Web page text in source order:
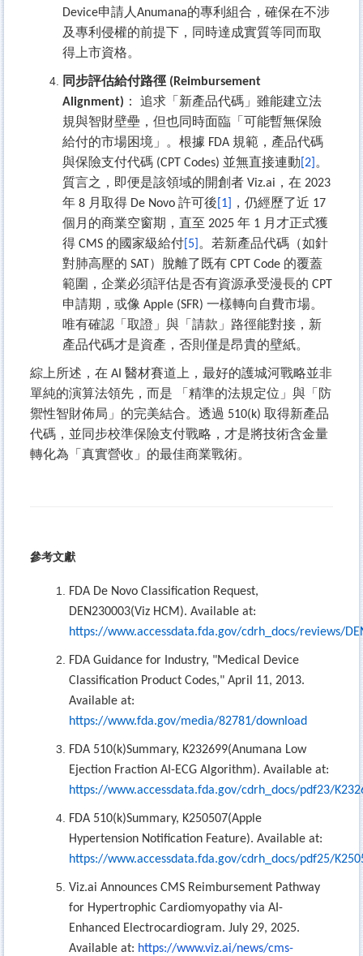
Device申請人Anumana的專利組合，確保在不涉
及專利侵權的前提下，同時達成實質等同而取
得上市資格。
同步評估給付路徑 (Reimbursement
Alignment) ： 追求「新產品代碼」雖能建立法
規與智財壁壘，但也同時面臨「可能暫無保險
給付的市場困境」。根據 FDA 規範，產品代碼
與保險支付代碼 (CPT Codes) 並無直接連動 2 。
質言之，即便是該領域的開創者 Viz.ai，在 2023
年 8 月取得 De Novo 許可後 1
，仍經歷了近 17
個月的商業空窗期，直至 2025 年 1 月才正式獲
得 CMS 的國家級給付 5 。若新產品代碼（如針
對肺高壓的 SAT）脫離了既有 CPT Code 的覆蓋
範圍，企業必須評估是否有資源承受漫長的 CPT
申請期，或像 Apple (SFR) 一樣轉向自費市場。
唯有確認「取證」與「請款」路徑能對接，新
產品代碼才是資產，否則僅是昂貴的壁紙。
綜上所述，在 AI 醫材賽道上，最好的護城河戰略並非
單純的演算法領先，而是 「精準的法規定位」與「防
禦性智財佈局」的完美結合。透過 510(k) 取得新產品
代碼，並同步校準保險支付戰略，才是將技術含金量
轉化為「真實營收」的最佳商業戰術。
參考文獻
FDA De Novo Classification Request,
DEN230003(Viz HCM). Available at:
https://www.accessdata.fda.gov/cdrh_docs/reviews/
FDA Guidance for Industry, "Medical Device
Classification Product Codes," April 11, 2013.
Available at:
https://www.fda.gov/media/82781/download
FDA 510(k)Summary, K232699(Anumana Low
Ejection Fraction AI-ECG Algorithm). Available at:
https://www.accessdata.fda.gov/cdrh_docs/pdf23/
FDA 510(k)Summary, K250507(Apple
Hypertension Notification Feature). Available at:
https://www.accessdata.fda.gov/cdrh_docs/pdf25/
Viz.ai Announces CMS Reimbursement Pathway
for Hypertrophic Cardiomyopathy via AI-
Enhanced Electrocardiogram. July 29, 2025.
Available at: https://www.viz.ai/news/cms-